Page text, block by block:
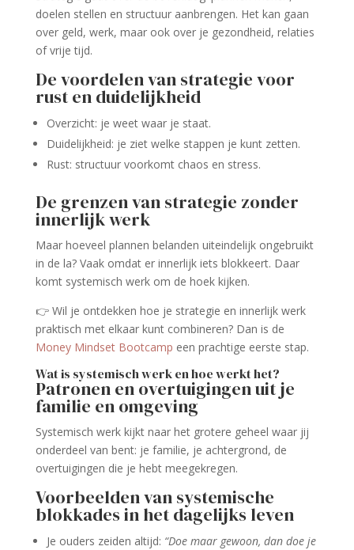
doelen stellen en structuur aanbrengen. Het kan gaan
over geld, werk, maar ook over je gezondheid, relaties
of vrije tijd.
De voordelen van strategie voor
rust en duidelijkheid
Overzicht: je weet waar je staat.
Duidelijkheid: je ziet welke stappen je kunt zetten.
Rust: structuur voorkomt chaos en stress.
De grenzen van strategie zonder
innerlijk werk
Maar hoeveel plannen belanden uiteindelijk ongebruikt
in de la? Vaak omdat er innerlijk iets blokkeert. Daar
komt systemisch werk om de hoek kijken.
👉 Wil je ontdekken hoe je strategie en innerlijk werk
praktisch met elkaar kunt combineren? Dan is de
Money Mindset Bootcamp een prachtige eerste stap.
Wat is systemisch werk en hoe werkt het?
Patronen en overtuigingen uit je
familie en omgeving
Systemisch werk kijkt naar het grotere geheel waar jij
onderdeel van bent: je familie, je achtergrond, de
overtuigingen die je hebt meegekregen.
Voorbeelden van systemische
blokkades in het dagelijks leven
Je ouders zeiden altijd: “Doe maar gewoon, dan doe je